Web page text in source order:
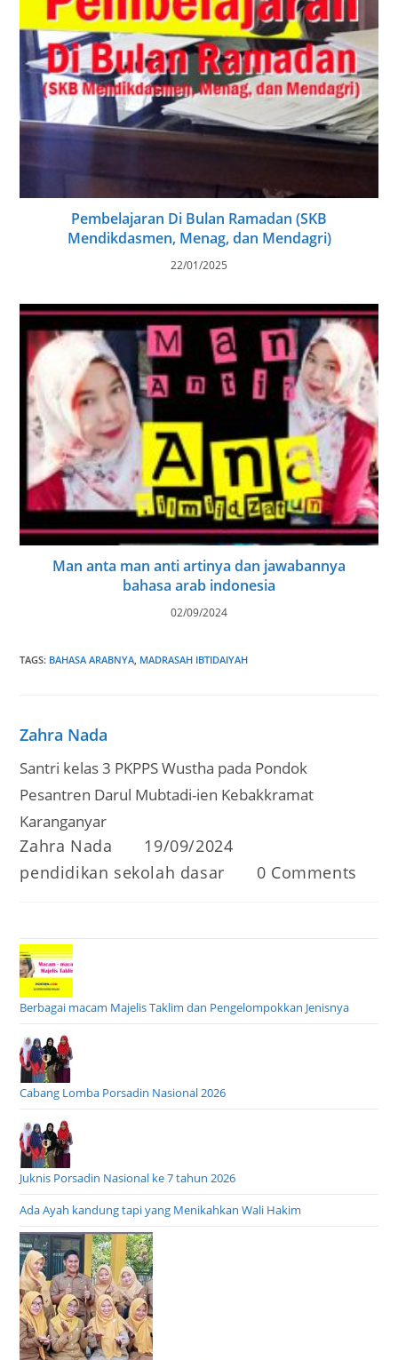
Pembelajaran Di Bulan Ramadan (SKB
Mendikdasmen, Menag, dan Mendagri)
22/01/2025
Man anta man anti artinya dan jawabannya
bahasa arab indonesia
02/09/2024
TAGS: BAHASA ARABNYA MADRASAH IBTIDAIYAH
Zahra Nada
Santri kelas 3 PKPPS Wustha pada Pondok
Pesantren Darul Mubtadi-ien Kebakkramat
Karanganyar
Post
Zahra Nada
Post
19/09/2024
Post
category:
pendidikan sekolah dasar
Post
0 Comments
Berbagai macam Majelis Taklim dan Pengelompokkan Jenisnya
Cabang Lomba Porsadin Nasional 2026
Juknis Porsadin Nasional ke 7 tahun 2026
Ada Ayah kandung tapi yang Menikahkan Wali Hakim